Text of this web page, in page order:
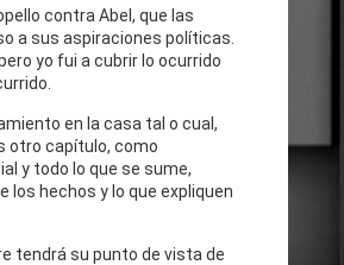
contra Abel, que las
a sus aspiraciones políticas.
yo fui a cubrir lo ocurrido
en la casa tal o cual,
otro capítulo, como
y todo lo que se sume,
los hechos y lo que expliquen
tendrá su punto de vista de